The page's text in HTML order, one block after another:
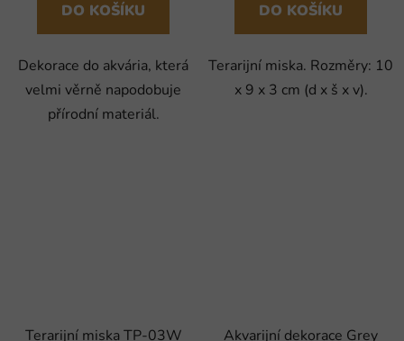
DO KOŠÍKU
Dekorace do akvária, která
velmi věrně napodobuje
přírodní materiál.
DO KOŠÍKU
Terarijní miska. Rozměry: 10
x 9 x 3 cm (d x š x v).
Terarijní miska TP-03W
Akvarijní dekorace Grey